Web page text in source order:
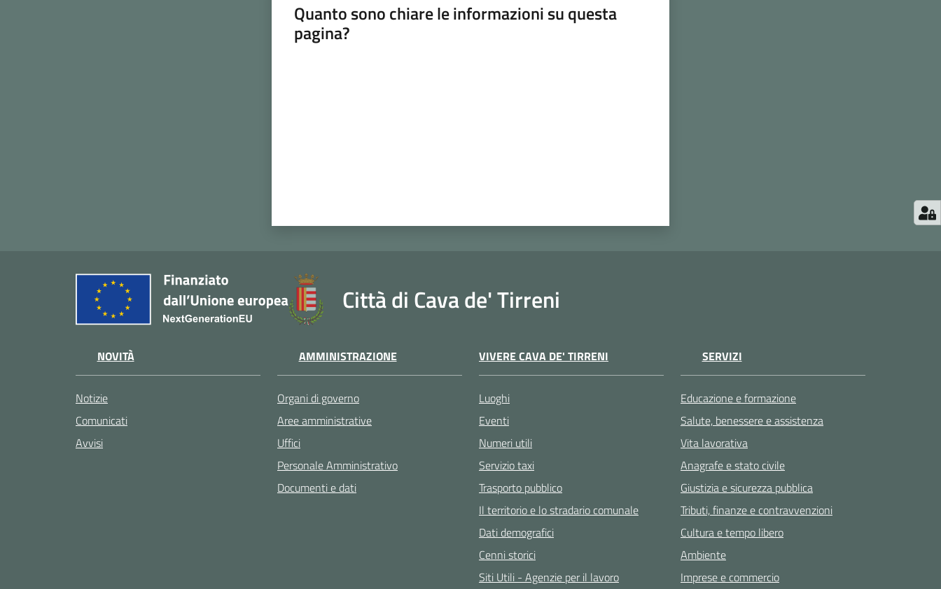
Quanto sono chiare le informazioni su questa
pagina?
Città di Cava de' Tirreni
NOVITÀ
Notizie
Comunicati
Avvisi
AMMINISTRAZIONE
Organi di governo
Aree amministrative
Uffici
Personale Amministrativo
Documenti e dati
VIVERE CAVA DE' TIRRENI
Luoghi
Eventi
Numeri utili
Servizio taxi
Trasporto pubblico
Il territorio e lo stradario comunale
Dati demografici
Cenni storici
Siti Utili - Agenzie per il lavoro
SERVIZI
Educazione e formazione
Salute, benessere e assistenza
Vita lavorativa
Anagrafe e stato civile
Giustizia e sicurezza pubblica
Tributi, finanze e contravvenzioni
Cultura e tempo libero
Ambiente
Imprese e commercio